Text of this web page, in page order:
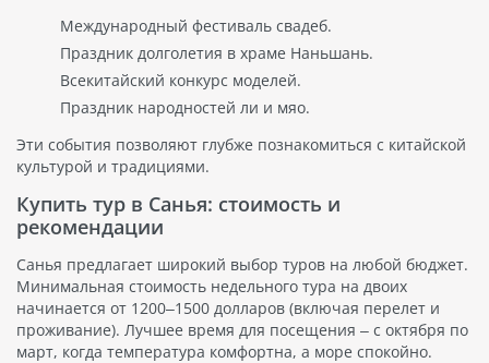
Международный фестиваль свадеб.
Праздник долголетия в храме Наньшань.
Всекитайский конкурс моделей.
Праздник народностей ли и мяо.
Эти события позволяют глубже познакомиться с китайской
культурой и традициями.
Купить тур в Санья: стоимость и
рекомендации
Санья предлагает широкий выбор туров на любой бюджет.
Минимальная стоимость недельного тура на двоих
начинается от 1200–1500 долларов (включая перелет и
проживание). Лучшее время для посещения – с октября по
март, когда температура комфортна, а море спокойно.